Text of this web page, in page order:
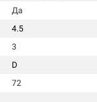
Да
4.5
3
D
72